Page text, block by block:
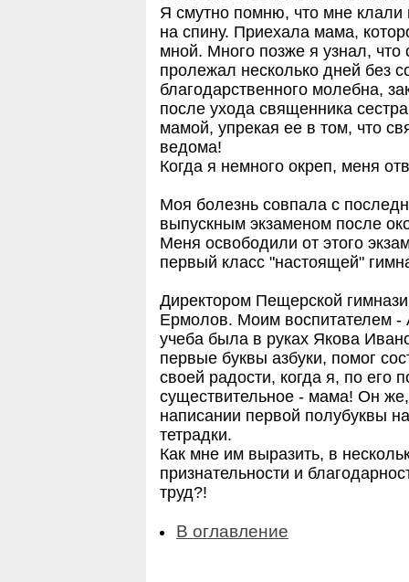
Я смутно помню, что мне клали
на спину. Приехала мама,
мной. Много позже я узнал,
пролежал несколько дней без
благодарственного молебна,
после ухода священника
мамой, упрекая ее в том, что
ведома!
Когда я немного окреп, меня
Моя болезнь совпала с
выпускным экзаменом после
Меня освободили от этого
первый класс "настоящей"
Директором Пещерской
Ермолов. Моим воспитателем
учеба была в руках Якова
первые буквы азбуки, помог
своей радости, когда я, по его
существительное - мама! Он
написании первой полубуквы
тетрадки.
Как мне им выразить, в
признательности и
труд?!
В оглавление